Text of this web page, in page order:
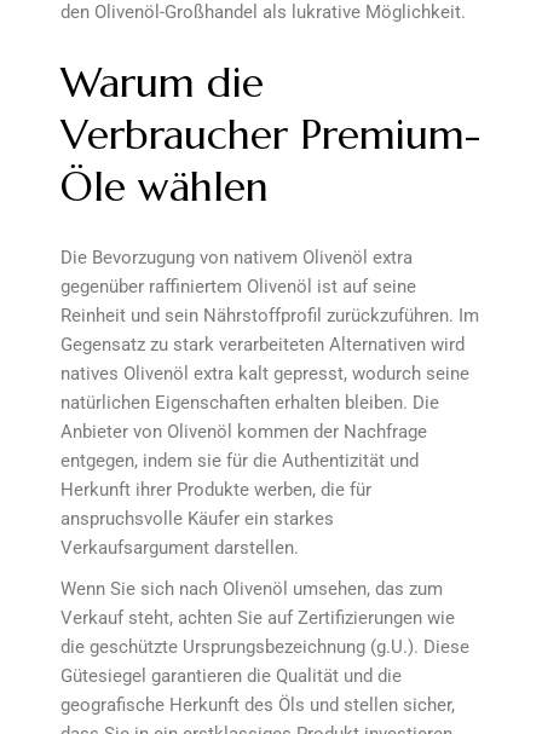
den Olivenöl-Großhandel als lukrative Möglichkeit.
Warum die
Verbraucher Premium-
Öle wählen
Die Bevorzugung von nativem Olivenöl extra
gegenüber raffiniertem Olivenöl ist auf seine
Reinheit und sein Nährstoffprofil zurückzuführen. Im
Gegensatz zu stark verarbeiteten Alternativen wird
natives Olivenöl extra kalt gepresst, wodurch seine
natürlichen Eigenschaften erhalten bleiben. Die
Anbieter von Olivenöl kommen der Nachfrage
entgegen, indem sie für die Authentizität und
Herkunft ihrer Produkte werben, die für
anspruchsvolle Käufer ein starkes
Verkaufsargument darstellen.
Wenn Sie sich nach Olivenöl umsehen, das zum
Verkauf steht, achten Sie auf Zertifizierungen wie
die geschützte Ursprungsbezeichnung (g.U.). Diese
Gütesiegel garantieren die Qualität und die
geografische Herkunft des Öls und stellen sicher,